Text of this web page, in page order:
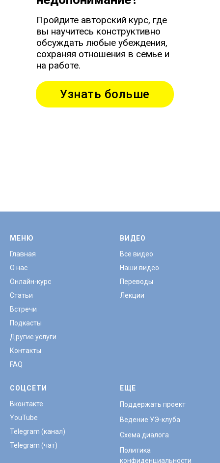
Пройдите авторский курс, где
вы научитесь конструктивно
обсуждать любые убеждения,
сохраняя отношения в семье и
на работе.
Узнать больше
МЕНЮ
Главная
О нас
Онлайн-курс
Статьи
Встречи
Подкасты
Другие услуги
Контакты
FAQ
ВИДЕО
Все видео
Наши видео
Переводы
Лекции
СОЦСЕТИ
Вконтакте
YouTube
Telegram (канал)
Telegram (чат)
ЕЩЕ
Поддержать проект
Ведение УЭ-клуба
Схема диалога
Политика
конфиденциальности